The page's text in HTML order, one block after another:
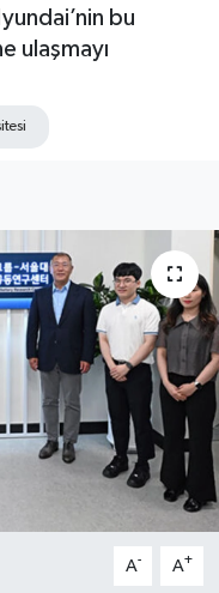
bu
ulaşmayı
A- A+